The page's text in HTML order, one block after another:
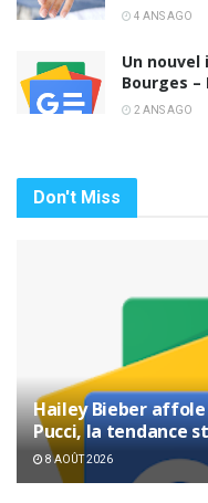
4 ANS AGO
Un
Bourges –
2 ANS AGO
Don't Miss
Hailey Bieber
Pucci, la tendance
8 AOÛT 2026